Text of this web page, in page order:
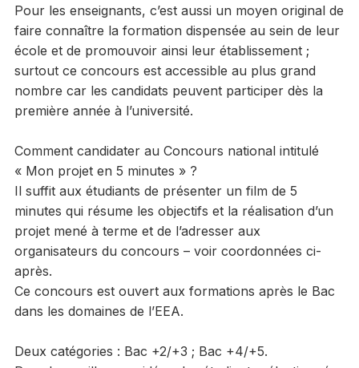
Pour les enseignants, c’est aussi un moyen original de
faire connaître la formation dispensée au sein de leur
école et de promouvoir ainsi leur établissement ;
surtout ce concours est accessible au plus grand
nombre car les candidats peuvent participer dès la
première année à l’université.
Comment candidater au Concours national intitulé
« Mon projet en 5 minutes » ?
Il suffit aux étudiants de présenter un film de 5
minutes qui résume les objectifs et la réalisation d’un
projet mené à terme et de l’adresser aux
organisateurs du concours – voir coordonnées ci-
après.
Ce concours est ouvert aux formations après le Bac
dans les domaines de l’EEA.
Deux catégories : Bac +2/+3 ; Bac +4/+5.